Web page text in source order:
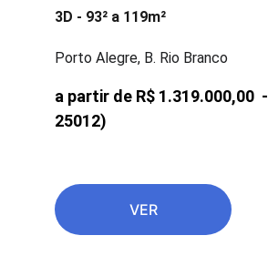
3D - 93² a 119m²
Porto Alegre, B. Rio Branco
VER
a partir de R$ 1.319.000,00  -
25012)